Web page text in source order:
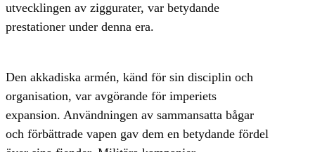
utvecklingen av ziggurater, var betydande
prestationer under denna era.
Den akkadiska armén, känd för sin disciplin och
organisation, var avgörande för imperiets
expansion. Användningen av sammansatta bågar
och förbättrade vapen gav dem en betydande fördel